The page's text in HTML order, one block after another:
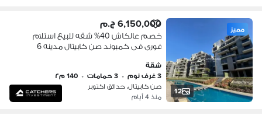
12
مميز 6,150,000 ج.م
خصم عالكاش 40% شقه للبيع استلام
فورى فى كمبوند صن كابيتال مدينه 6
بمقدم 10%
شقة
3 غرف نوم
• 3 حمامات • 140 م٢
صن كابيتال، حدائق اكتوبر
منذ 4 أيام